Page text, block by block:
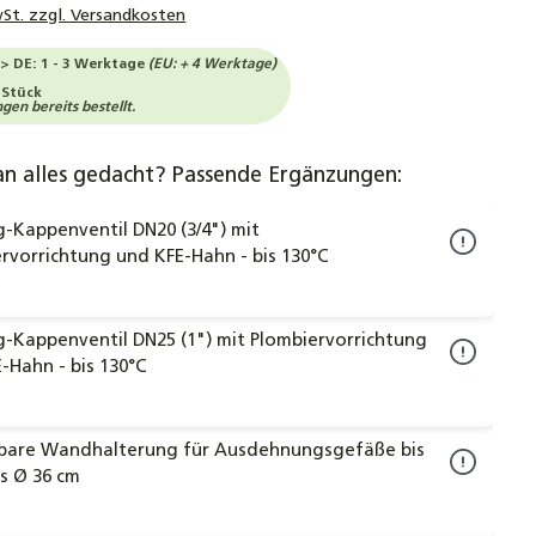
zzgl. Versandkosten
DE: 1 - 3 Werktage (EU: + 4 Werktage)
Stück
bereits bestellt.
alles gedacht? Passende Ergänzungen:
Kappenventil DN20 (3/4") mit
und KFE-Hahn - bis 130°C
Kappenventil DN25 (1") mit Plombiervorrichtung
Hahn - bis 130°C
Wandhalterung für Ausdehnungsgefäße bis
Ø 36 cm